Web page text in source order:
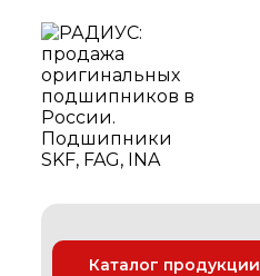
Каталог продукции